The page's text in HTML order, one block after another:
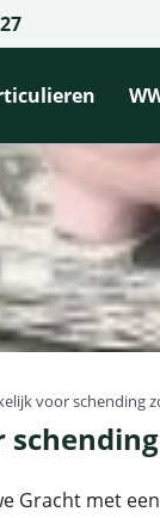
voor schending
Gracht met